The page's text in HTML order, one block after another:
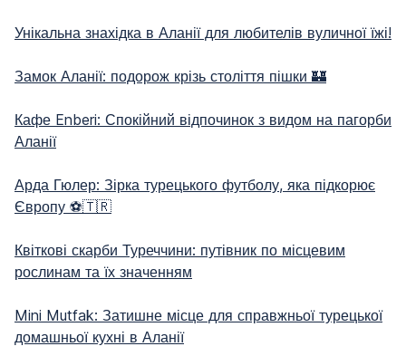
Унікальна знахідка в Аланії для любителів вуличної їжі!
Замок Аланії: подорож крізь століття пішки 🏰
Кафе Enberi: Спокійний відпочинок з видом на пагорби
Аланії
Арда Гюлер: Зірка турецького футболу, яка підкорює
Європу ⚽🇹🇷
Квіткові скарби Туреччини: путівник по місцевим
рослинам та їх значенням
Mini Mutfak: Затишне місце для справжньої турецької
домашньої кухні в Аланії